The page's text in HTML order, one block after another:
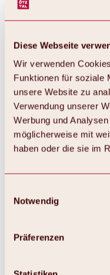
Diese Webseite
Wir verwenden
Funktionen für soziale
unsere Website zu
Verwendung unserer
Werbung und
möglicherweise mit
haben oder die sie im
Notwendig
Präferenzen